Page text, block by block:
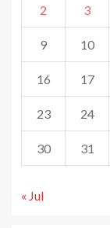
2 3
9 10
16 17
23 24
30 31
« Jul